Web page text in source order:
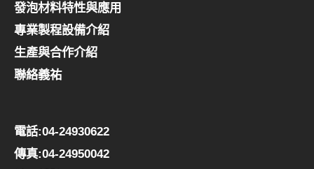
發泡材料特性與應用
專業製程設備介紹
生產與合作介紹
聯絡義祐
電話:04-24930622
傳真:04-24950042